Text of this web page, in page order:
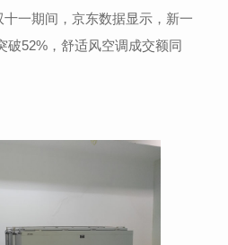
一期间，京东数据显示，新一
破52%，舒适风空调成交额同